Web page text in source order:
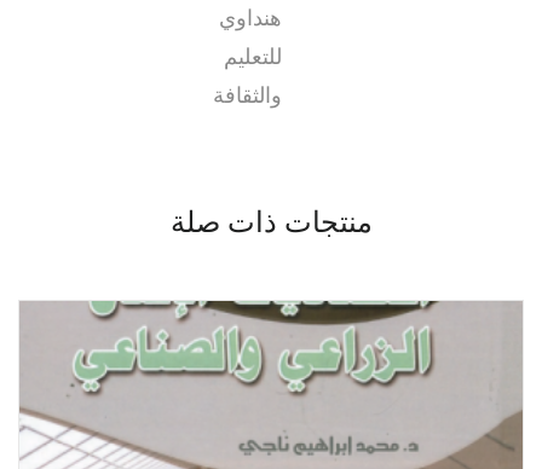
هنداوي
للتعليم
والثقافة
منتجات ذات صلة